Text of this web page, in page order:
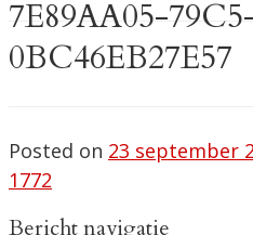
7E89AA05-
0BC46EB27E57
Posted on 23 september
1772
Bericht navigatie